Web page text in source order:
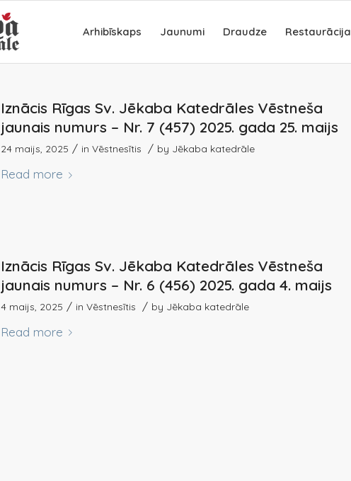
Arhibīskaps Jaunumi Draudze Restaurācija
Iznācis Rīgas Sv. Jēkaba Katedrāles Vēstneša
jaunais numurs – Nr. 7 (457) 2025. gada 25. maijs
24 maijs, 2025 / inVēstnesītis / by Jēkaba katedrāle
Read more
Iznācis Rīgas Sv. Jēkaba Katedrāles Vēstneša
jaunais numurs – Nr. 6 (456) 2025. gada 4. maijs
4 maijs, 2025 / inVēstnesītis / by Jēkaba katedrāle
Read more